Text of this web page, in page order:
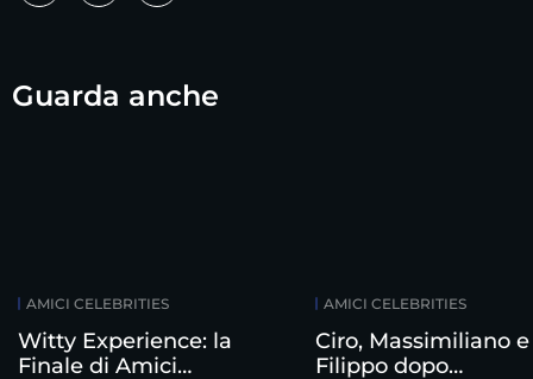
Guarda anche
AMICI CELEBRITIES
Witty Experience: la
Finale di Amici
AMICI CELEBRITIES
Ciro, Massimiliano e
Filippo dopo